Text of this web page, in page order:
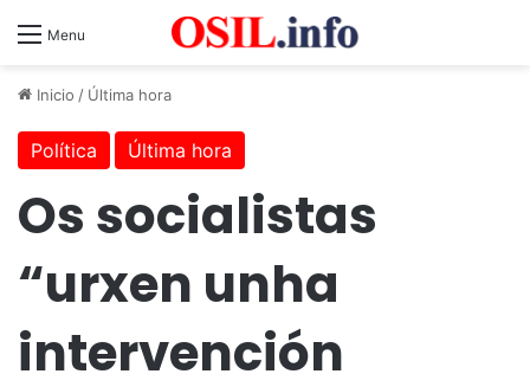
Menu
Inicio / Última hora
Política Última hora
Os socialistas
“urxen unha
intervención